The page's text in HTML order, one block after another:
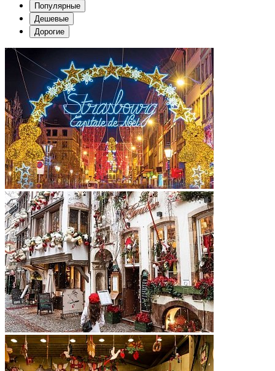
Популярные
Дешевые
Дорогие